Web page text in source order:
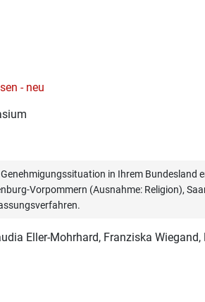
- neu
in Ihrem Bundesland
Vorpommern (Ausnahme: Religion),
Eller-Mohrhard, Franziska